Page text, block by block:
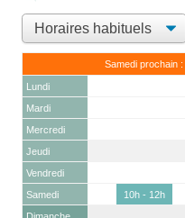
Samedi prochain :
Lundi
Mardi
Mercredi
Jeudi
Vendredi
Samedi
10h - 12h